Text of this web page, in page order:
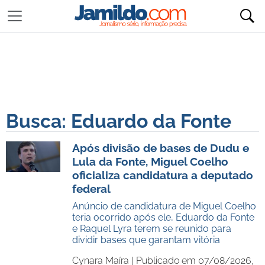
Busca: Eduardo da Fonte
Após divisão de bases de Dudu e
Lula da Fonte, Miguel Coelho
oficializa candidatura a deputado
federal
Anúncio de candidatura de Miguel Coelho
teria ocorrido após ele, Eduardo da Fonte
e Raquel Lyra terem se reunido para
dividir bases que garantam vitória
Cynara Maíra | Publicado em 07/08/2026,